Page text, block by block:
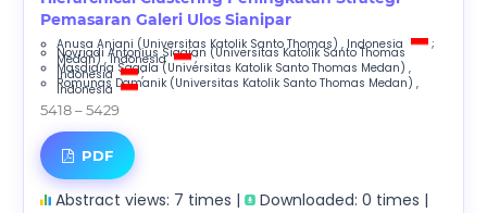
Pemasaran Galeri Ulos Sianipar
Anusa Anjani (Universitas Katolik Santo Thomas) , Indonesia ;
Novriadi Antonius Siagian (Universitas Katolik Santo Thomas
Medan) , Indonesia ;
Masdiana Sagala(Universitas Katolik Santo Thomas Medan) ,
Indonesia ;
Romunas Damanik (Universitas Katolik Santo Thomas Medan) ,
Indonesia
5418 – 5429
PDF
Abstract views: 7 times |
Downloaded: 0 times |